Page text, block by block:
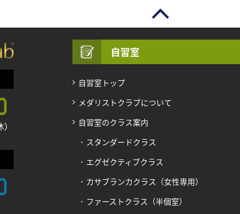
自習室
自習室トップ
メダリストクラブについて
自習室のクラス案内
スタンダードクラス
エグゼクティブクラス
カサブランカクラス（女性専用）
ファーストクラス（半個室）